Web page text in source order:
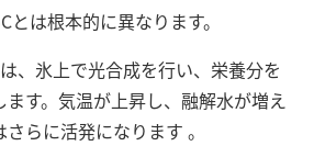
とは根本的に異なります。
、氷上で光合成を行い、栄養分を
す。気温が上昇し、融解水が増え
さらに活発になります 。